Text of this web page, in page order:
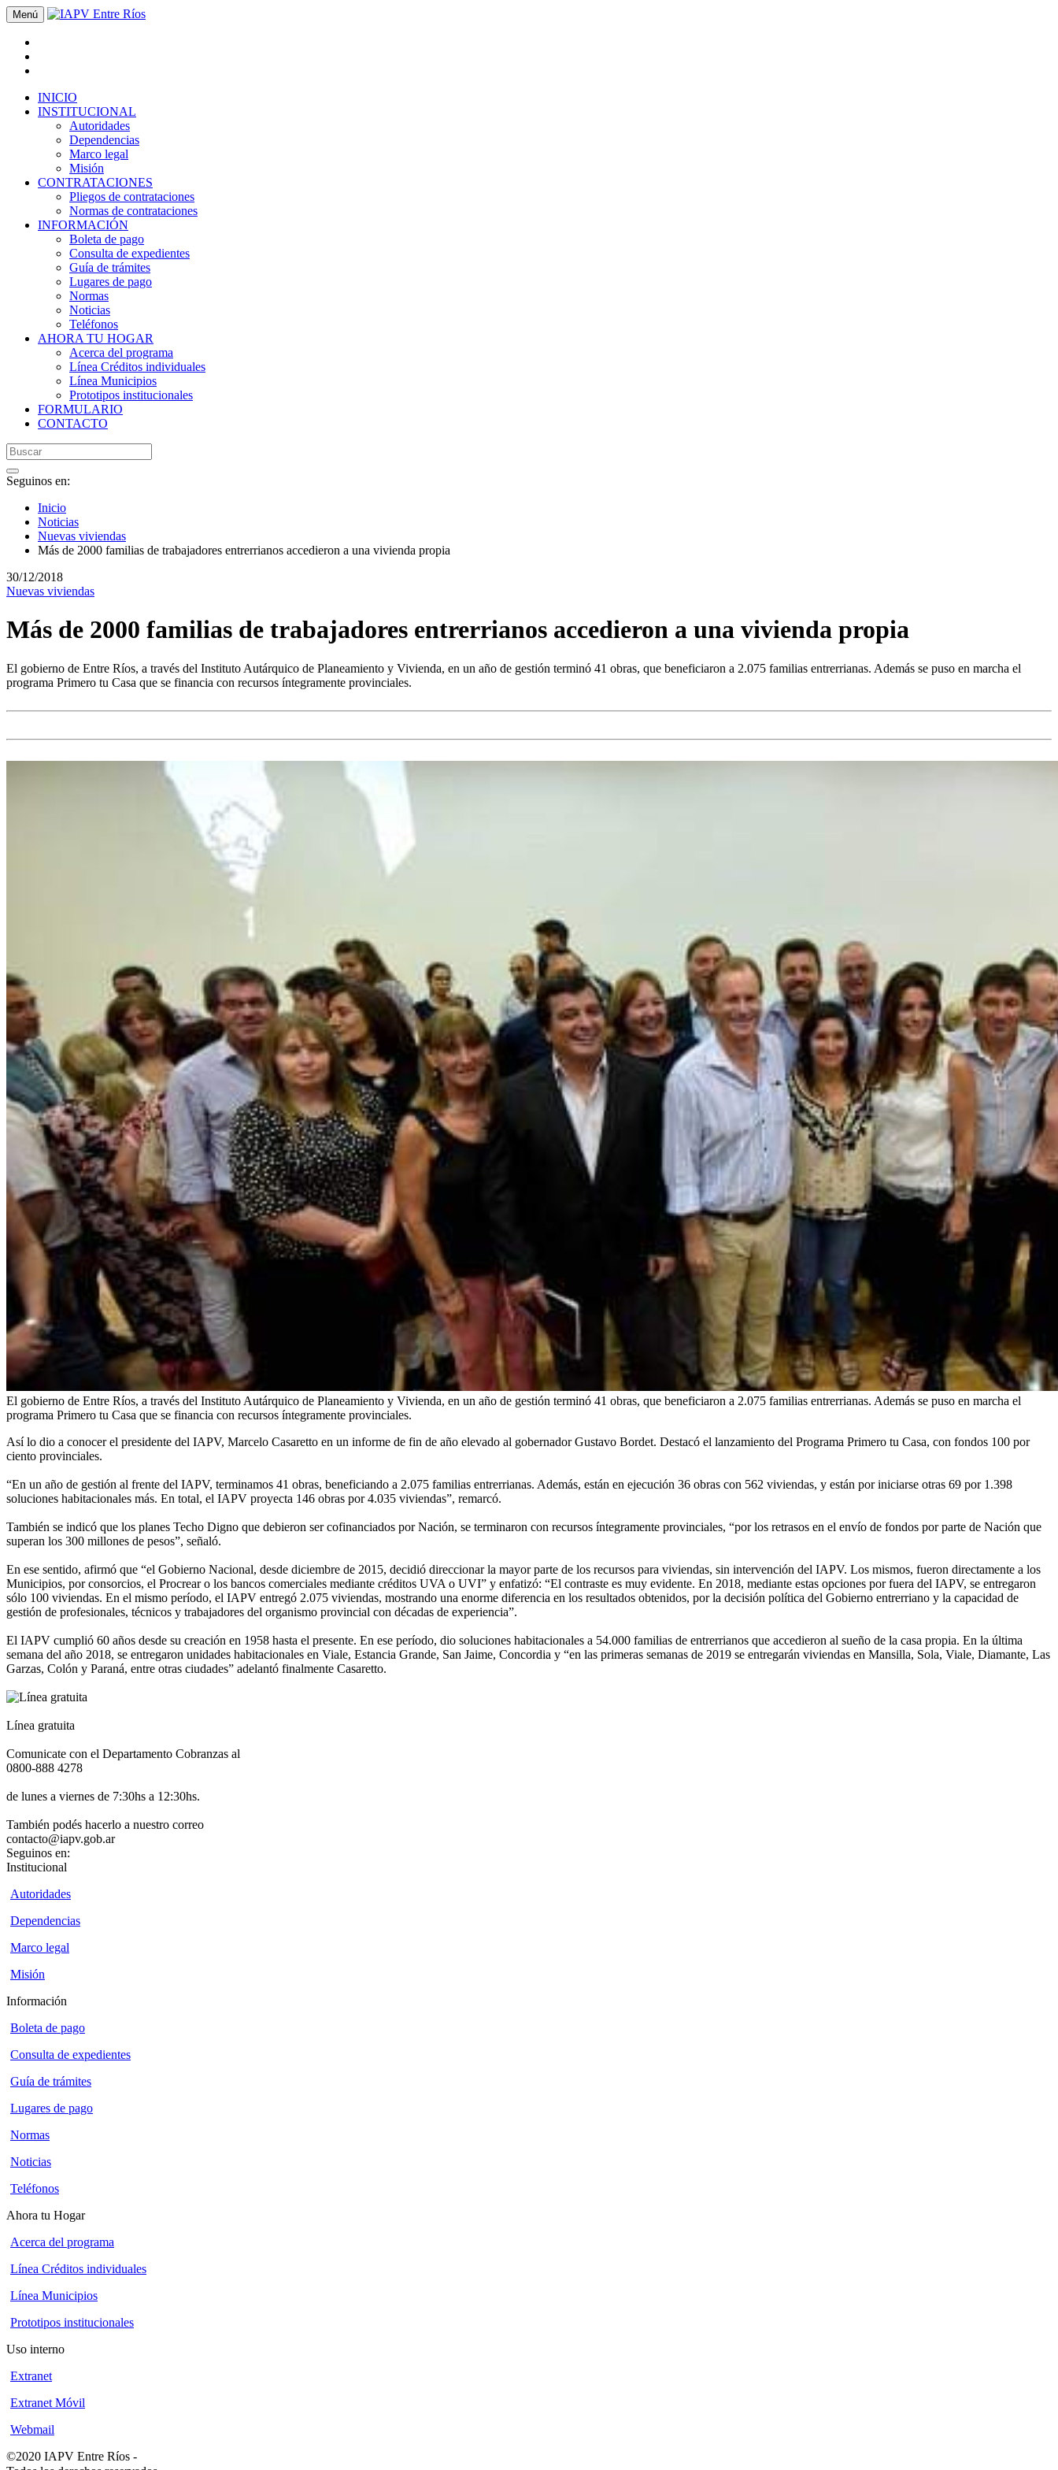
Menú
INICIO
INSTITUCIONAL
Autoridades
Dependencias
Marco legal
Misión
CONTRATACIONES
Pliegos de contrataciones
Normas de contrataciones
INFORMACIÓN
Boleta de pago
Consulta de expedientes
Guía de trámites
Lugares de pago
Normas
Noticias
Teléfonos
AHORA TU HOGAR
Acerca del programa
Línea Créditos individuales
Línea Municipios
Prototipos institucionales
FORMULARIO
CONTACTO
Seguinos en:
Inicio
Noticias
Nuevas viviendas
Más de 2000 familias de trabajadores entrerrianos accedieron a una vivienda propia
30/12/2018
Nuevas viviendas
Más de 2000 familias de trabajadores entrerrianos accedieron a una vivienda propia
El gobierno de Entre Ríos, a través del Instituto Autárquico de Planeamiento y Vivienda, en un año de gestión terminó 41 obras, que beneficiaron a 2.075 familias entrerrianas. Además se puso en marcha el
programa Primero tu Casa que se financia con recursos íntegramente provinciales.
El gobierno de Entre Ríos, a través del Instituto Autárquico de Planeamiento y Vivienda, en un año de gestión terminó 41 obras, que beneficiaron a 2.075 familias entrerrianas. Además se puso en marcha el
programa Primero tu Casa que se financia con recursos íntegramente provinciales.
Así lo dio a conocer el presidente del IAPV, Marcelo Casaretto en un informe de fin de año elevado al gobernador Gustavo Bordet. Destacó el lanzamiento del Programa Primero tu Casa, con fondos 100 por
ciento provinciales.
“En un año de gestión al frente del IAPV, terminamos 41 obras, beneficiando a 2.075 familias entrerrianas. Además, están en ejecución 36 obras con 562 viviendas, y están por iniciarse otras 69 por 1.398
soluciones habitacionales más. En total, el IAPV proyecta 146 obras por 4.035 viviendas”, remarcó.
También se indicó que los planes Techo Digno que debieron ser cofinanciados por Nación, se terminaron con recursos íntegramente provinciales, “por los retrasos en el envío de fondos por parte de Nación que
superan los 300 millones de pesos”, señaló.
En ese sentido, afirmó que “el Gobierno Nacional, desde diciembre de 2015, decidió direccionar la mayor parte de los recursos para viviendas, sin intervención del IAPV. Los mismos, fueron directamente a los
Municipios, por consorcios, el Procrear o los bancos comerciales mediante créditos UVA o UVI” y enfatizó: “El contraste es muy evidente. En 2018, mediante estas opciones por fuera del IAPV, se entregaron
sólo 100 viviendas. En el mismo período, el IAPV entregó 2.075 viviendas, mostrando una enorme diferencia en los resultados obtenidos, por la decisión política del Gobierno entrerriano y la capacidad de
gestión de profesionales, técnicos y trabajadores del organismo provincial con décadas de experiencia”.
El IAPV cumplió 60 años desde su creación en 1958 hasta el presente. En ese período, dio soluciones habitacionales a 54.000 familias de entrerrianos que accedieron al sueño de la casa propia. En la última
semana del año 2018, se entregaron unidades habitacionales en Viale, Estancia Grande, San Jaime, Concordia y “en las primeras semanas de 2019 se entregarán viviendas en Mansilla, Sola, Viale, Diamante, Las
Garzas, Colón y Paraná, entre otras ciudades” adelantó finalmente Casaretto.
Línea gratuita
Comunicate con el Departamento Cobranzas al
0800-888 4278
de lunes a viernes de 7:30hs a 12:30hs.
También podés hacerlo a nuestro correo
contacto@iapv.gob.ar
Seguinos en:
Institucional
Autoridades
Dependencias
Marco legal
Misión
Información
Boleta de pago
Consulta de expedientes
Guía de trámites
Lugares de pago
Normas
Noticias
Teléfonos
Ahora tu Hogar
Acerca del programa
Línea Créditos individuales
Línea Municipios
Prototipos institucionales
Uso interno
Extranet
Extranet Móvil
Webmail
©2020 IAPV Entre Ríos -